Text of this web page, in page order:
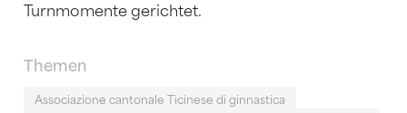
Turnmomente gerichtet.
Themen
Associazione cantonale Ticinese di ginnastica